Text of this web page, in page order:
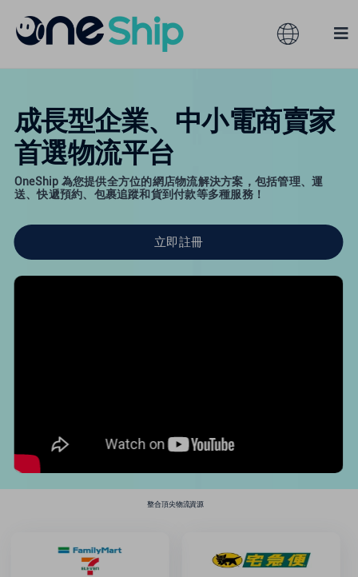
容
Toggle
澳大利亞
香港
馬來西亞
美國
產品服務
合作夥伴
成長型企業、中小電商賣家
首選物流平台
OneShip 為您提供全方位的網店物流解決方案，包括管理、運
送、快遞預約、包裹追蹤和貨到付款等多種服務！
立即註冊
整合頂尖物流資源